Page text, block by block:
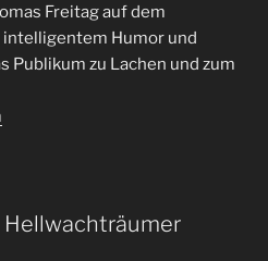
Freitag auf dem
Humor und
Publikum zu Lachen und zum
Hellwachträumer